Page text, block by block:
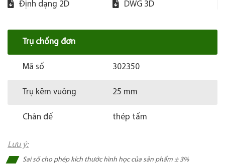
Định dạng 2D DWG 3D
Trụ chống đơn
Mã số 302350
Trụ kẽm vuông 25 mm
Chân đế thép tấm
Lưu ý:
Sai số cho phép kích thước hình học của sản phẩm ± 3%